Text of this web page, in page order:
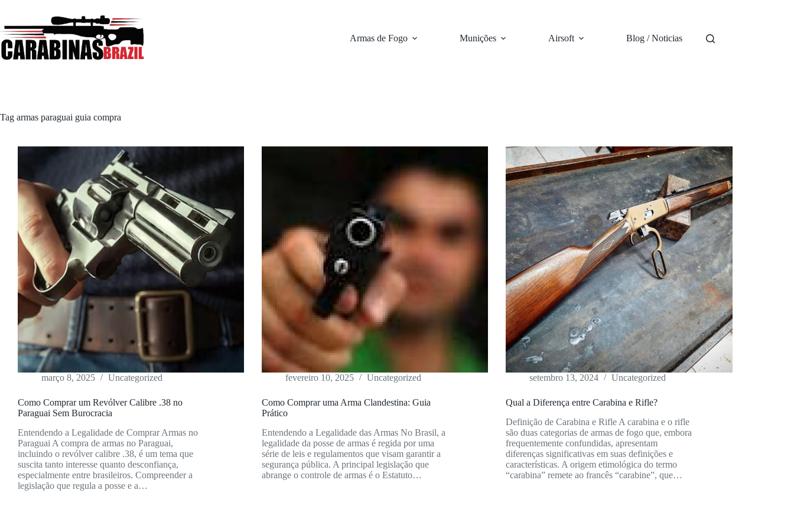
conteúdo
Armas de Fogo Munições Airsoft Blog / Noticias
Tag armas paraguai guia compra
março 8, 2025 Uncategorized
Como Comprar um Revólver Calibre .38 no
Paraguai Sem Burocracia
Entendendo a Legalidade de Comprar Armas no
Paraguai A compra de armas no Paraguai,
incluindo o revólver calibre .38, é um tema que
suscita tanto interesse quanto desconfiança,
especialmente entre brasileiros. Compreender a
legislação que regula a posse e a…
fevereiro 10, 2025 Uncategorized
Como Comprar uma Arma Clandestina: Guia
Prático
Entendendo a Legalidade das Armas No Brasil, a
legalidade da posse de armas é regida por uma
série de leis e regulamentos que visam garantir a
segurança pública. A principal legislação que
abrange o controle de armas é o Estatuto…
setembro 13, 2024 Uncategorized
Qual a Diferença entre Carabina e Rifle?
Definição de Carabina e Rifle A carabina e o rifle
são duas categorias de armas de fogo que, embora
frequentemente confundidas, apresentam
diferenças significativas em suas definições e
características. A origem etimológica do termo
“carabina” remete ao francês “carabine”, que…